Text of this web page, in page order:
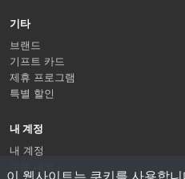
기타
브랜드
기프트 카드
제휴 프로그램
특별 할인
내 계정
내 계정
이 웹사이트는 쿠키를 사용합